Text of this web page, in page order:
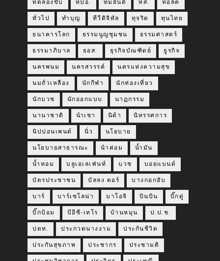
ทดลองขับ ทปอ. ทมยันตี ทส. ทอล์ค
ทั่วไป ทำบุญ ทีวีดิจิทัล ทุจริต ทุนไทย
ธนาคารโลก ธรรมนูญชุมชน ธรรมศาสตร์
ธรรมาภิบาล ธอส. ธุรกิจบัณฑิตย์ ธูรกิจ
นครพนม นครสวรรค์ นครแห่งความสุข
นมถั่วเหลือง นักกีฬา นักท่องเที่ยว
นักบวช นักออกแบบ นาฏกรรม
นานาชาติ นำเชา นิด้า นิทรรศการ
นิปปอนเพนต์ นิ่ว นโยบาย
นโยบายสาธารณะ น้าค่อม น้ำมัน
น้ำหอม บลูเอเลเฟ่นท์ บวช บอยแบนด์
บัตรประชาชน บัลลง ดอร์ บางกอกฮับ
บาร์ บาร์เซโลน่า บาโอจิ บินบิน บิ๊กตู่
บิ๊กป้อม บีอีซี-เทโร บ้านหมุน ป.ป.ช.
ปตท. ประกวดนางงาม ประกันชีวิต
ประกันสุขภาพ ประชากร ประชามติ